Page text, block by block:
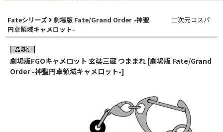
Fateシリーズ
劇場版 Fate/Grand Order -神聖
円卓領域キャメロット-
二次元コスパ
劇場版FGOキャメロット 玄奘三蔵 つままれ [劇場版 Fate/Grand
Order -神聖円卓領域キャメロット-]